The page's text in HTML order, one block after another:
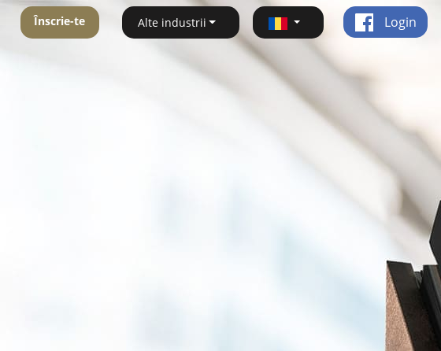
Înscrie-te Alte industrii Login